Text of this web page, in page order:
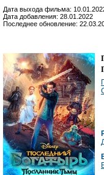
Дата выхода фильма:
Дата добавления: 28.01.2022
Последнее обновление: